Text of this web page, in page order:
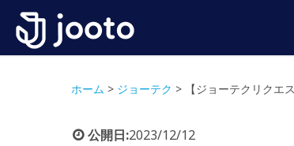
ホーム > ジョーテク > 【ジョーテクリク
公開日:2023/12/12